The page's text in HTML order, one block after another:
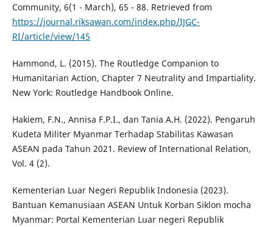
Community, 6(1 - March), 65 - 88. Retrieved from
https://journal.riksawan.com/index.php/IJGC-
RI/article/view/145
Hammond, L. (2015). The Routledge Companion to
Humanitarian Action, Chapter 7 Neutrality and Impartiality.
New York: Routledge Handbook Online.
Hakiem, F.N., Annisa F.P.I., dan Tania A.H. (2022). Pengaruh
Kudeta Militer Myanmar Terhadap Stabilitas Kawasan
ASEAN pada Tahun 2021. Review of International Relation,
Vol. 4 (2).
Kementerian Luar Negeri Republik Indonesia (2023).
Bantuan Kemanusiaan ASEAN Untuk Korban Siklon mocha
Myanmar: Portal Kementerian Luar negeri Republik